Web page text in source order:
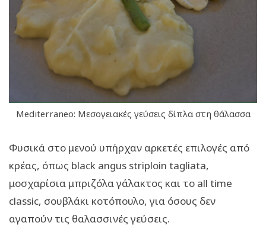
Mediterraneo: Μεσογειακές γεύσεις δίπλα στη θάλασσα
Φυσικά στο μενού υπήρχαν αρκετές επιλογές από
κρέας, όπως black angus striploin tagliata,
μοσχαρίσια μπριζόλα γάλακτος και το all time
classic, σουβλάκι κοτόπουλο, για όσους δεν
αγαπούν τις θαλασσινές γεύσεις.